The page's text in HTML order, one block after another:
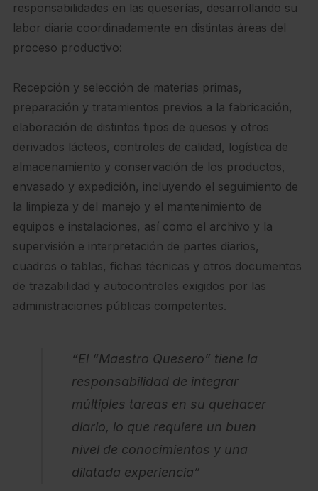
responsabilidades en las queserías, desarrollando su
labor diaria coordinadamente en distintas áreas del
proceso productivo:
Recepción y selección de materias primas,
preparación y tratamientos previos a la fabricación,
elaboración de distintos tipos de quesos y otros
derivados lácteos, controles de calidad, logística de
almacenamiento y conservación de los productos,
envasado y expedición, incluyendo el seguimiento de
la limpieza y del manejo y el mantenimiento de
equipos e instalaciones, así como el archivo y la
supervisión e interpretación de partes diarios,
cuadros o tablas, fichas técnicas y otros documentos
de trazabilidad y autocontroles exigidos por las
administraciones públicas competentes.
“El “Maestro Quesero” tiene la
responsabilidad de integrar
múltiples tareas en su quehacer
diario, lo que requiere un buen
nivel de conocimientos y una
dilatada experiencia”